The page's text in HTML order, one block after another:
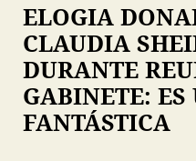
ELOGIA
CLAUDIA
DURANTE
GABINETE:
FANTÁSTICA